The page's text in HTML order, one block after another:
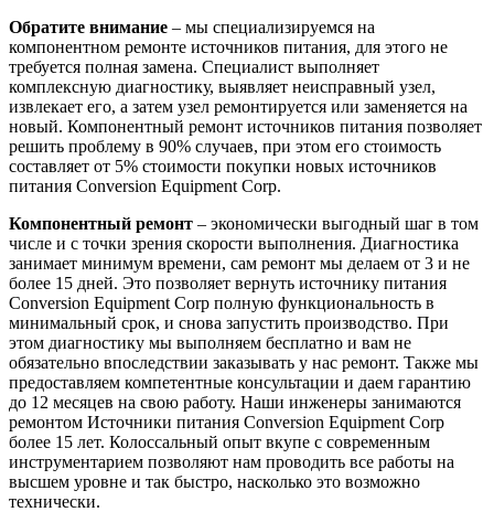
Обратите внимание – мы специализируемся на
компонентном ремонте источников питания, для этого не
требуется полная замена. Специалист выполняет
комплексную диагностику, выявляет неисправный узел,
извлекает его, а затем узел ремонтируется или заменяется на
новый. Компонентный ремонт источников питания позволяет
решить проблему в 90% случаев, при этом его стоимость
составляет от 5% стоимости покупки новых источников
питания Conversion Equipment Corp.
Компонентный ремонт – экономически выгодный шаг в том
числе и с точки зрения скорости выполнения. Диагностика
занимает минимум времени, сам ремонт мы делаем от 3 и не
более 15 дней. Это позволяет вернуть источнику питания
Conversion Equipment Corp полную функциональность в
минимальный срок, и снова запустить производство. При
этом диагностику мы выполняем бесплатно и вам не
обязательно впоследствии заказывать у нас ремонт. Также мы
предоставляем компетентные консультации и даем гарантию
до 12 месяцев на свою работу. Наши инженеры занимаются
ремонтом Источники питания Conversion Equipment Corp
более 15 лет. Колоссальный опыт вкупе с современным
инструментарием позволяют нам проводить все работы на
высшем уровне и так быстро, насколько это возможно
технически.